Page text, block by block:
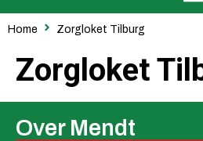
Home Zorgloket Tilburg
Zorgloket
Over Mendt